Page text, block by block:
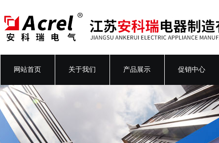
网站首页 关于我们 产品展示 促销中心